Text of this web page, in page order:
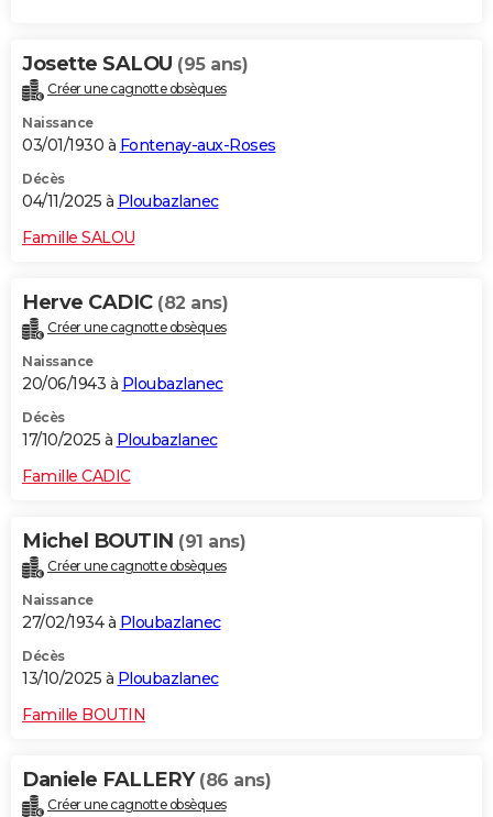
Josette SALOU (95 ans)
Créer une cagnotte obsèques
Naissance
03/01/1930 à Fontenay-aux-Roses
Décès
04/11/2025 à Ploubazlanec
Famille SALOU
Herve CADIC (82 ans)
Créer une cagnotte obsèques
Naissance
20/06/1943 à Ploubazlanec
Décès
17/10/2025 à Ploubazlanec
Famille CADIC
Michel BOUTIN (91 ans)
Créer une cagnotte obsèques
Naissance
27/02/1934 à Ploubazlanec
Décès
13/10/2025 à Ploubazlanec
Famille BOUTIN
Daniele FALLERY (86 ans)
Créer une cagnotte obsèques